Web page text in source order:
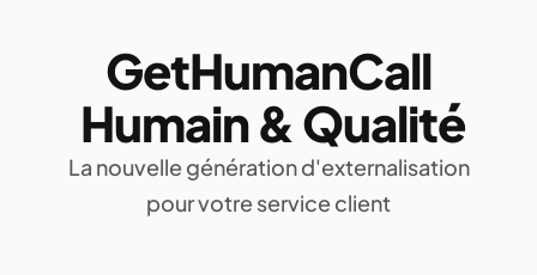
GetHumanCall
Humain & Qualité
La nouvelle génération d'externalisation
pour votre service client